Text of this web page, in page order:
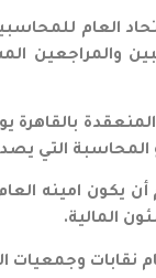
1970 تأسس
والمراجعين
يكون امينه
المالية.